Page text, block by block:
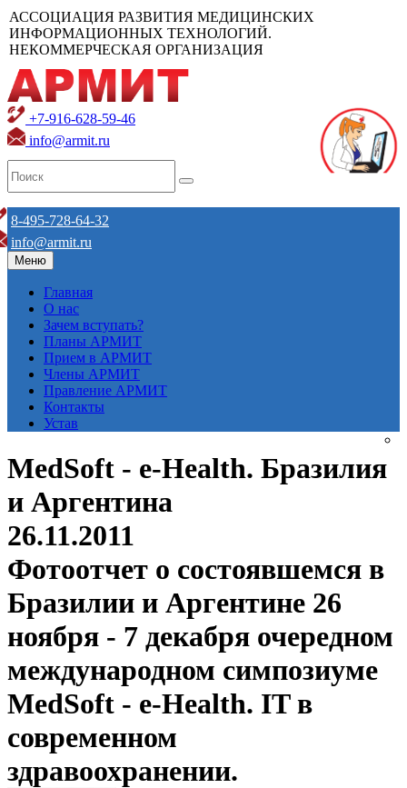
АССОЦИАЦИЯ РАЗВИТИЯ МЕДИЦИНСКИХ
ИНФОРМАЦИОННЫХ ТЕХНОЛОГИЙ.
НЕКОММЕРЧЕСКАЯ ОРГАНИЗАЦИЯ
+7-916-628-59-46
info@armit.ru
8-495-728-64-32
info@armit.ru
Меню
Главная
О нас
Зачем вступать?
Планы АРМИТ
Прием в АРМИТ
Члены АРМИТ
Правление АРМИТ
Контакты
Устав
MedSoft - e-Health. Бразилия
и Аргентина
26.11.2011
Фотоотчет о состоявшемся в
Бразилии и Аргентине 26
ноября - 7 декабря очередном
международном симпозиуме
MedSoft - e-Health. IT в
современном
здравоохранении.